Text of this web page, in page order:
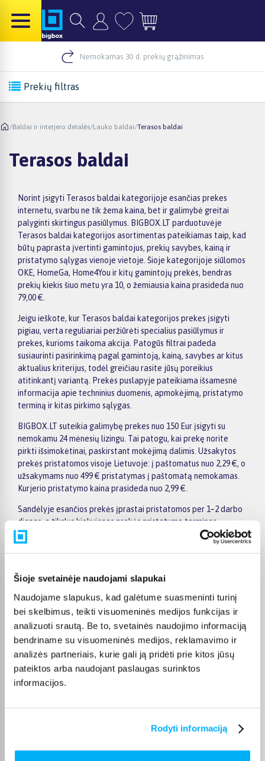
Šioje svetainėje naudojami slapukai
Naudojame slapukus, kad galėtume suasmeninti turinį
bei skelbimus, teikti visuomeninės medijos funkcijas ir
analizuoti srautą. Be to, svetainės naudojimo informaciją
bendriname su visuomeninės medijos, reklamavimo ir
analizės partneriais, kurie gali ją pridėti prie kitos jūsų
pateiktos arba naudojant paslaugas surinktos
informacijos.
Rodyti informaciją
Nemokamas 30 d. prekių grąžinimas
Prekių filtras
/Baldai ir interjero detalės/Lauko baldai/Terasos baldai
Terasos baldai
Norint įsigyti Terasos baldai kategorijoje esančias prekes
internetu, svarbu ne tik žema kaina, bet ir galimybė greitai
palyginti skirtingus pasiūlymus. BIGBOX.LT parduotuvėje
Terasos baldai kategorijos asortimentas pateikiamas taip, kad
būtų paprasta įvertinti gamintojus, prekių savybes, kainą ir
pristatymo sąlygas vienoje vietoje. Šioje kategorijoje siūlomos
OKE, HomeGa, Home4You ir kitų gamintojų prekės, bendras
prekių kiekis šiuo metu yra 10, o žemiausia kaina prasideda nuo
79,00 €.
Jeigu ieškote, kur Terasos baldai kategorijos prekes įsigyti
pigiau, verta reguliariai peržiūrėti specialius pasiūlymus ir
prekes, kurioms taikoma akcija. Patogūs filtrai padeda
susiaurinti pasirinkimą pagal gamintoją, kainą, savybes ar kitus
aktualius kriterijus, todėl greičiau rasite jūsų poreikius
atitinkantį variantą. Prekės puslapyje pateikiama išsamesnė
informacija apie techninius duomenis, apmokėjimą, pristatymo
terminą ir kitas pirkimo sąlygas.
BIGBOX.LT suteikia galimybę prekes nuo 150 Eur įsigyti su
nemokamu 24 mėnesių lizingu. Tai patogu, kai prekę norite
pirkti išsimokėtinai, paskirstant mokėjimą dalimis. Užsakytos
prekės pristatomos visoje Lietuvoje: į paštomatus nuo 2,29 €, o
užsakymams nuo 499 € pristatymas į paštomatą nemokamas.
Kurjerio pristatymo kaina prasideda nuo 2,99 €.
Sandėlyje esančios prekės įprastai pristatomos per 1–2 darbo
dienas, o tikslus kiekvienos prekės pristatymo terminas
nurodomas jos puslapyje. Pasirinktą prekę iš Terasos baldai
kategorijos galite gauti paštomatu, per kurjerį arba, jei prekė
Pirkėjų atsiliepimai apie prekes
Olev S.
Patvirtintas pirkėjas